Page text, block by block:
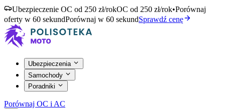
Ubezpieczenie OC od 250 zł/rokOC od 250 zł/rok•Porównaj
oferty w 60 sekundPorównaj w 60 sekundSprawdź cenę
Ubezpieczenia
Samochody
Poradniki
Porównaj OC i AC